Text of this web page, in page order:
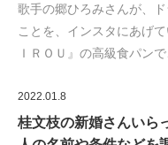
歌手の郷ひろみさんが、
ことを、インスタにあげ
ＩＲＯＵ』の高級食パン
2022.01.8
桂文枝の新婚さんいら